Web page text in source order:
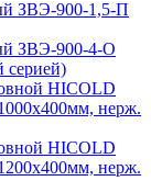
ЗВЭ-900-1,5-П
ЗВЭ-900-4-О
серией)
HICOLD
нерж.
HICOLD
нерж.